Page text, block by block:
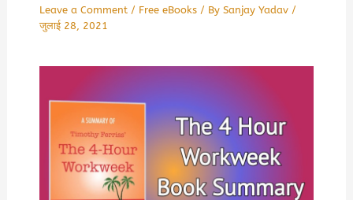
Leave a Comment / Free eBooks/ By Sanjay Yadav /
जुलाई 28, 2021